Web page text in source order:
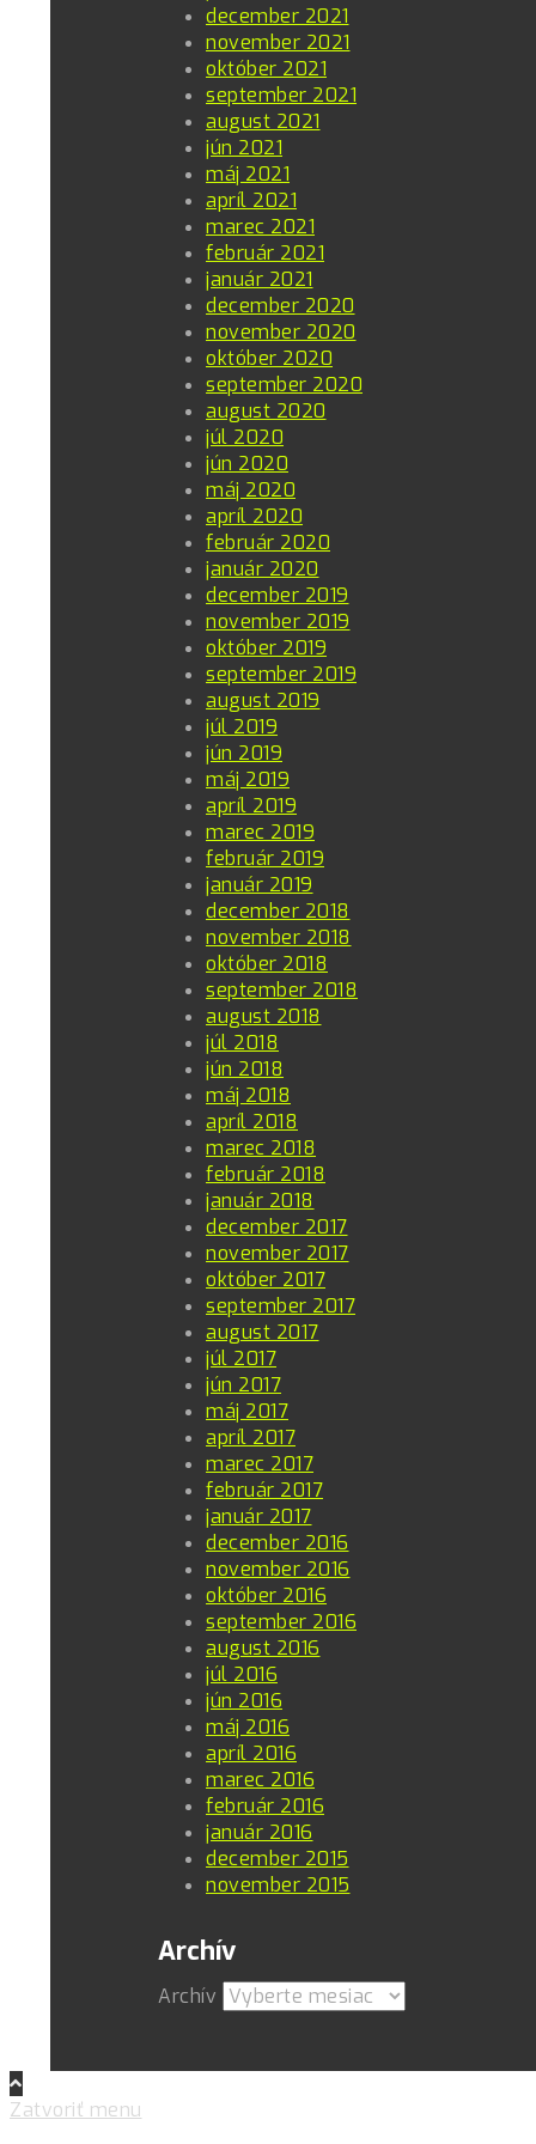
december 2021
november 2021
október 2021
september 2021
august 2021
jún 2021
máj 2021
apríl 2021
marec 2021
február 2021
január 2021
december 2020
november 2020
október 2020
september 2020
august 2020
júl 2020
jún 2020
máj 2020
apríl 2020
február 2020
január 2020
december 2019
november 2019
október 2019
september 2019
august 2019
júl 2019
jún 2019
máj 2019
apríl 2019
marec 2019
február 2019
január 2019
december 2018
november 2018
október 2018
september 2018
august 2018
júl 2018
jún 2018
máj 2018
apríl 2018
marec 2018
február 2018
január 2018
december 2017
november 2017
október 2017
september 2017
august 2017
júl 2017
jún 2017
máj 2017
apríl 2017
marec 2017
február 2017
január 2017
december 2016
november 2016
október 2016
september 2016
august 2016
júl 2016
jún 2016
máj 2016
apríl 2016
marec 2016
február 2016
január 2016
december 2015
november 2015
Archív
Archív
Zatvoriť menu